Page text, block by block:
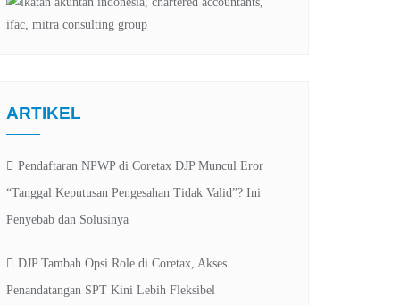
ARTIKEL
Pendaftaran NPWP di Coretax DJP Muncul Eror
“Tanggal Keputusan Pengesahan Tidak Valid”? Ini
Penyebab dan Solusinya
DJP Tambah Opsi Role di Coretax, Akses
Penandatangan SPT Kini Lebih Fleksibel